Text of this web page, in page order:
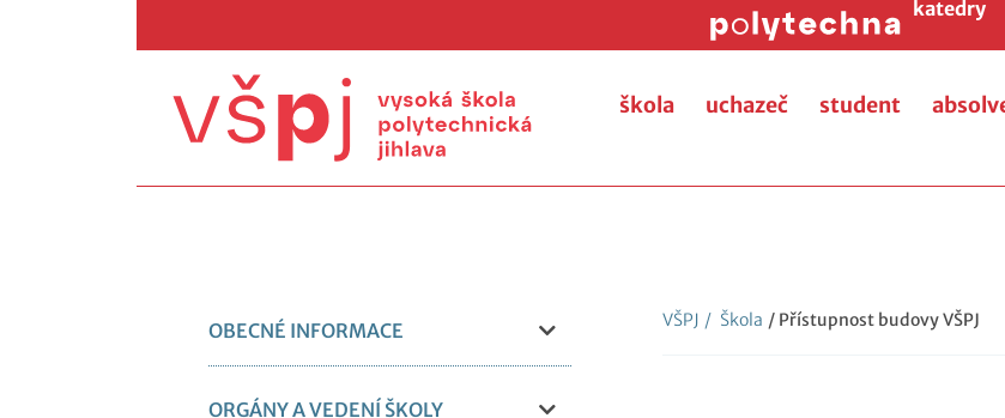
katedry
škola uchazeč student
OBECNÉ INFORMACE
ORGÁNY A VEDENÍ ŠKOLY
VŠPJ / Škola / Přístupnost budovy VŠPJ